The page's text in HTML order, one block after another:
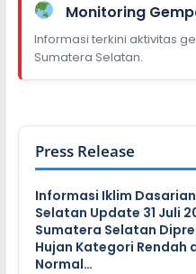
Monitoring
Informasi terkini aktivitas
Sumatera Selatan.
Press Release
Informasi Iklim
Selatan Update 31 Juli
Sumatera Selatan
Hujan Kategori Rendah
Normal…